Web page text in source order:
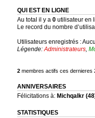
QUI EST EN LIGNE
Au total il y a 0utilisateur en
Le record du nombre
Utilisateurs enregistrés :
Légende:Administrateurs,
2membres actifs ces dernieres
ANNIVERSAIRES
Félicitations à: Michqalkr
STATISTIQUES